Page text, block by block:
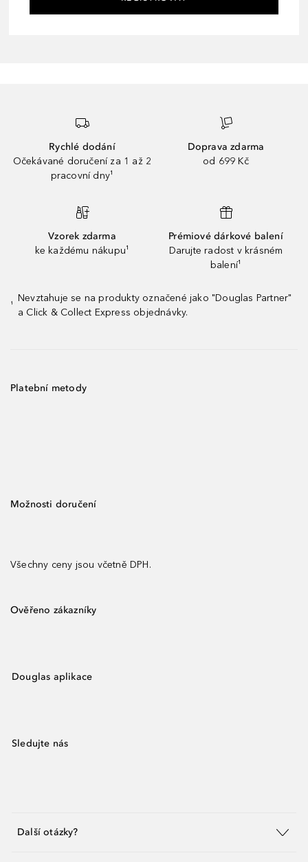
Rychlé dodání
Očekávané doručení za 1 až 2
pracovní dny¹
Doprava zdarma
od 699 Kč
Vzorek zdarma
ke každému nákupu¹
Prémiové dárkové balení
Darujte radost v krásném
balení¹
¹
Nevztahuje se na produkty označené jako "Douglas Partner"
a Click & Collect Express objednávky.
Platební metody
Možnosti doručení
Všechny ceny jsou včetně DPH.
Ověřeno zákazníky
Douglas aplikace
Sledujte nás
Další otázky?